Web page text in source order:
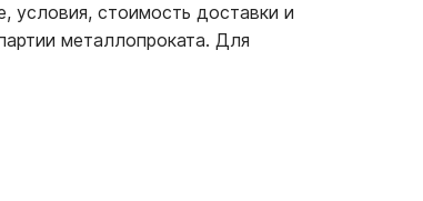
условия, стоимость доставки и
металлопроката. Для